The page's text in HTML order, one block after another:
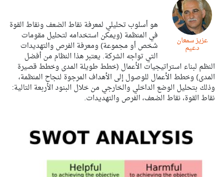
عزيز سمعان
دعيم
هو أسلوب تحليلي لمعرفة نقاط الضعف ونقاط القوة
في المنظمة (ويمكن استخدامه لتحليل مقومات
شخص أو مجموعة) ومعرفة الفرص والتهديدات
التي تواجه الشركة. يعتبر هذا النظام من أفضل
النظم لبناء استراتيجيات الأعمال (خطط طويلة المدى وخطط قصيرة
المدى) وخطط الأعمال للوصول إلى الأهداف المرجوة لنجاح المنظمة،
وذلك بتحليل الوضع الداخلي والخارجي من خلال البنود الأربعة التالية:
نقاط القوة، نقاط الضعف، الفرص والتهديدات.